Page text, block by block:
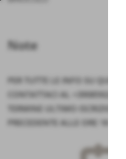
Note
PER TUTTE LE INFO SU
CONTATTACI AL +39085922343
TERMINE ULTIMO
PRECEDENTE ALLE ORE 18